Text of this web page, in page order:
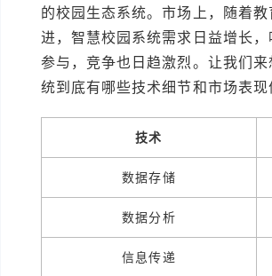
的校园生态系统。市场上，随着
进，智慧校园系统需求日益增长
参与，竞争也日趋激烈。让我们
统到底有哪些技术细节和市场表现
技术
数据存储
数据分析
信息传递